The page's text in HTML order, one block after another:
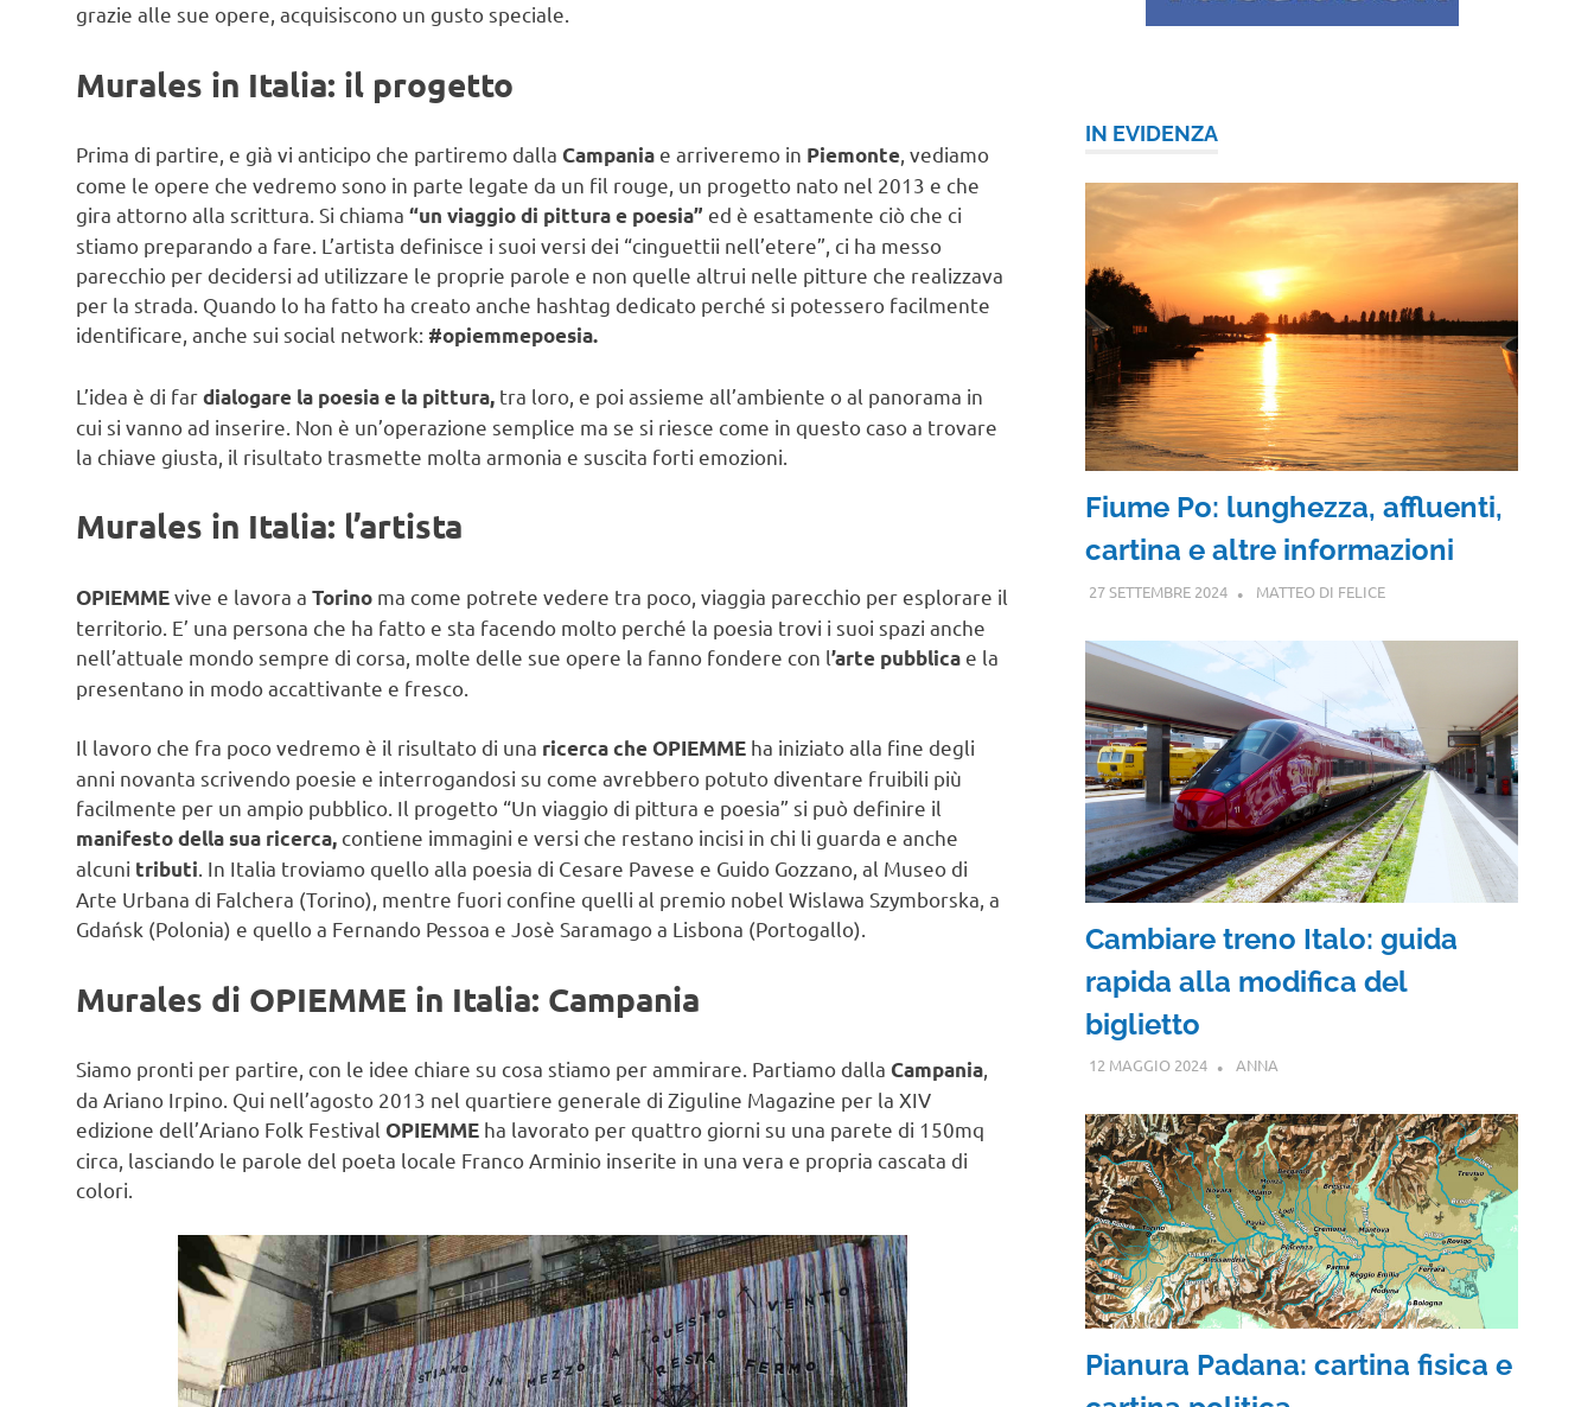
grazie alle sue opere, acquisiscono un gusto speciale.
Murales in Italia: il progetto
Prima di partire, e già vi anticipo che partiremo dalla Campania e arriveremo in Piemonte, vediamo
come le opere che vedremo sono in parte legate da un fil rouge, un progetto nato nel 2013 e che
gira attorno alla scrittura. Si chiama “un viaggio di pittura e poesia” ed è esattamente ciò che ci
stiamo preparando a fare. L’artista definisce i suoi versi dei “cinguettii nell’etere”, ci ha messo
parecchio per decidersi ad utilizzare le proprie parole e non quelle altrui nelle pitture che realizzava
per la strada. Quando lo ha fatto ha creato anche hashtag dedicato perché si potessero facilmente
identificare, anche sui social network: #opiemmepoesia.
L’idea è di fardialogare la poesia e la pittura, tra loro, e poi assieme all’ambiente o al panorama in
cui si vanno ad inserire. Non è un’operazione semplice ma se si riesce come in questo caso a trovare
la chiave giusta, il risultato trasmette molta armonia e suscita forti emozioni.
Murales in Italia: l’artista
OPIEMMEvive e lavora a Torino ma come potrete vedere tra poco, viaggia parecchio per esplorare il
territorio. E’ una persona che ha fatto e sta facendo molto perché la poesia trovi i suoi spazi anche
nell’attuale mondo sempre di corsa, molte delle sue opere la fanno fondere con l’arte pubblica e la
presentano in modo accattivante e fresco.
Il lavoro che fra poco vedremo è il risultato di una ricerca che OPIEMME ha iniziato alla fine degli
anni novanta scrivendo poesie e interrogandosi su come avrebbero potuto diventare fruibili più
facilmente per un ampio pubblico. Il progetto “Un viaggio di pittura e poesia” si può definire il
manifesto della sua ricerca, contiene immagini e versi che restano incisi in chi li guarda e anche
alcuni tributi. In Italia troviamo quello alla poesia di Cesare Pavese e Guido Gozzano, al Museo di
Arte Urbana di Falchera (Torino), mentre fuori confine quelli al premio nobel Wislawa Szymborska, a
Gdańsk (Polonia) e quello a Fernando Pessoa e Josè Saramago a Lisbona (Portogallo).
Murales di OPIEMME in Italia: Campania
Siamo pronti per partire, con le idee chiare su cosa stiamo per ammirare. Partiamo dalla Campania,
da Ariano Irpino. Qui nell’agosto 2013 nel quartiere generale di Ziguline Magazine per la XIV
edizione dell’Ariano Folk Festival OPIEMME ha lavorato per quattro giorni su una parete di 150mq
circa, lasciando le parole del poeta locale Franco Arminio inserite in una vera e propria cascata di
colori.
IN EVIDENZA
Fiume Po: lunghezza, affluenti,
cartina e altre informazioni
27 SETTEMBRE 2024 MATTEO DI FELICE
Cambiare treno Italo: guida
rapida alla modifica del
biglietto
12 MAGGIO 2024 ANNA
Pianura Padana: cartina fisica e